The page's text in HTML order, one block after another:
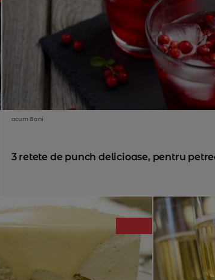
acum 8 ani
3 retete de punch delicioase, pentru